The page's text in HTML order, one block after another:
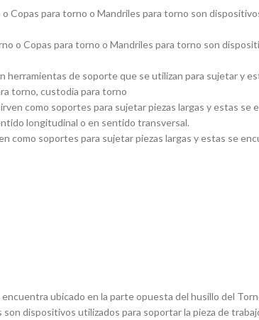
Copas para torno o Mandriles para torno son
o Copas para torno o Mandriles para torno son
de soporte que se utilizan para sujetar y
torno, custodia para torno
como soportes para sujetar piezas largas y estas
longitudinal o en sentido transversal.
como soportes para sujetar piezas largas y estas se
ubicado en la parte opuesta del husillo del
dispositivos utilizados para soportar la pieza de